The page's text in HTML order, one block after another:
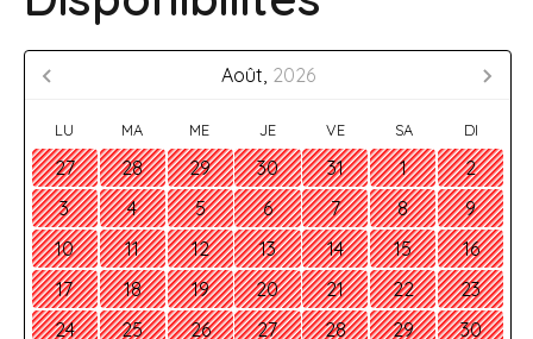
Août, 2026
LU MA ME JE VE SA DI
27 28 29 30 31 1
2
3
4 5 6 7 8
9
10
11 12 13 14 15
16
17
18 19 20 21 22
23
24
25 26 27 28 29
30